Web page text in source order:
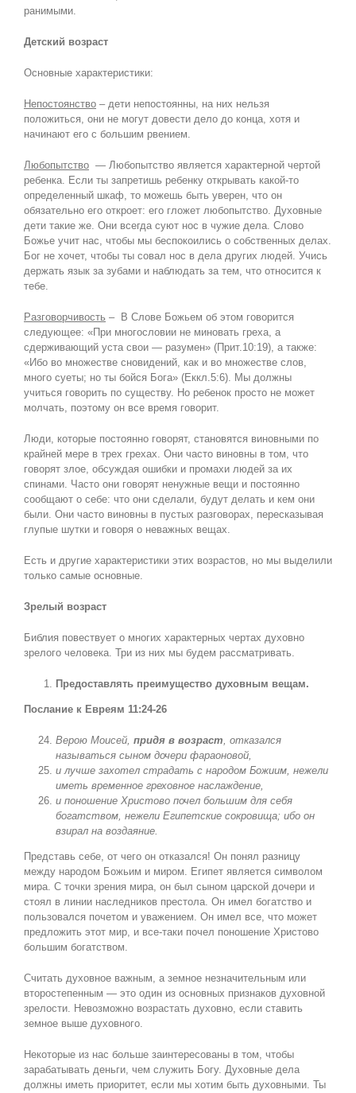
ранимыми.
Детский возраст
Основные характеристики:
Непостоянство – дети непостоянны, на них нельзя
положиться, они не могут довести дело до конца, хотя и
начинают его с большим рвением.
Любопытство — Любопытство является характерной чертой
ребенка. Если ты запретишь ребенку открывать какой-то
определенный шкаф, то можешь быть уверен, что он
обязательно его откроет: его гложет любопытство. Духовные
дети такие же. Они всегда суют нос в чужие дела. Слово
Божье учит нас, чтобы мы беспокоились о собственных делах.
Бог не хочет, чтобы ты совал нос в дела других людей. Учись
держать язык за зубами и наблюдать за тем, что относится к
тебе.
Разговорчивость – В Слове Божьем об этом говорится
следующее: «При многословии не миновать греха, а
сдерживающий уста свои — разумен» (Прит.10:19), а также:
«Ибо во множестве сновидений, как и во множестве слов,
много суеты; но ты бойся Бога» (Еккл.5:6). Мы должны
учиться говорить по существу. Но ребенок просто не может
молчать, поэтому он все время говорит.
Люди, которые постоянно говорят, становятся виновными по
крайней мере в трех грехах. Они часто виновны в том, что
говорят злое, обсуждая ошибки и промахи людей за их
спинами. Часто они говорят ненужные вещи и постоянно
сообщают о себе: что они сделали, будут делать и кем они
были. Они часто виновны в пустых разговорах, пересказывая
глупые шутки и говоря о неважных вещах.
Есть и другие характеристики этих возрастов, но мы выделили
только самые основные.
Зрелый возраст
Библия повествует о многих характерных чертах духовно
зрелого человека. Три из них мы будем рассматривать.
Предоставлять преимущество духовным вещам.
Послание к Евреям 11:24-26
Верою Моисей, придя в возраст, отказался
называться сыном дочери фараоновой,
и лучше захотел страдать с народом Божиим, нежели
иметь временное греховное наслаждение,
и поношение Христово почел большим для себя
богатством, нежели Египетские сокровища; ибо он
взирал на воздаяние.
Представь себе, от чего он отказался! Он понял разницу
между народом Божьим и миром. Египет является символом
мира. С точки зрения мира, он был сыном царской дочери и
стоял в линии наследников престола. Он имел богатство и
пользовался почетом и уважением. Он имел все, что может
предложить этот мир, и все-таки почел поношение Христово
большим богатством.
Считать духовное важным, а земное незначительным или
второстепенным — это один из основных признаков духовной
зрелости. Невозможно возрастать духовно, если ставить
земное выше духовного.
Некоторые из нас больше заинтересованы в том, чтобы
зарабатывать деньги, чем служить Богу. Духовные дела
должны иметь приоритет, если мы хотим быть духовными. Ты